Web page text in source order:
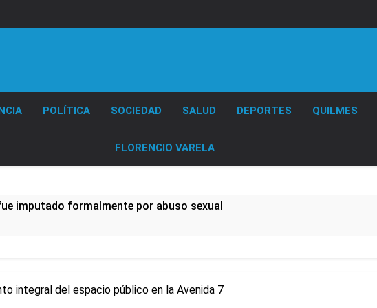
POLÍTICA SOCIEDAD SALUD DEPORTES QUILMES
FLORENCIO VARELA
imputado formalmente por abuso sexual
CTA profundizan su plan de lucha con nuevas marchas contra el Gobierno
integral del espacio público en la Avenida 7